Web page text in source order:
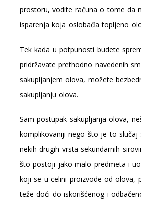
prostoru, vodite računa o tome da
isparenja koja oslobađa topljeno
Tek kada u potpunosti budete
pridržavate prethodno navedenih
sakupljanjem olova, možete
sakupljanju olova.
Sam postupak sakupljanja olova,
komplikovaniji nego što je to slučaj
nekih drugih vrsta sekundarnih
što postoji jako malo predmeta i
koji se u celini proizvode od olova,
teže doći do iskorišćenog i